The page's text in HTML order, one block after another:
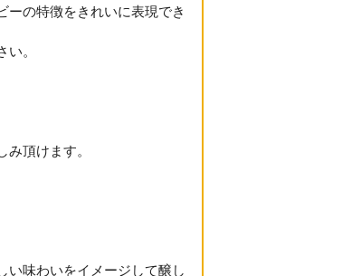
ーの特徴をきれいに表現でき
。
頂けます。
い味わいをイメージして醸し